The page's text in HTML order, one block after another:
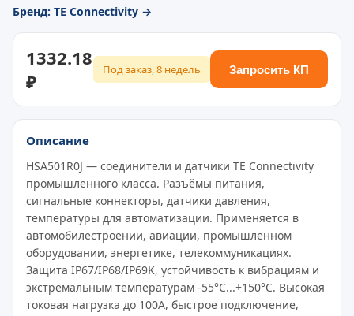
Бренд: TE Connectivity →
1332.18
₽
Под заказ, 8 недель Запросить КП
Описание
HSA501R0J — соединители и датчики TE Connectivity
промышленного класса. Разъёмы питания,
сигнальные коннекторы, датчики давления,
температуры для автоматизации. Применяется в
автомобилестроении, авиации, промышленном
оборудовании, энергетике, телекоммуникациях.
Защита IP67/IP68/IP69K, устойчивость к вибрациям и
экстремальным температурам -55°C...+150°C. Высокая
токовая нагрузка до 100A, быстрое подключение,